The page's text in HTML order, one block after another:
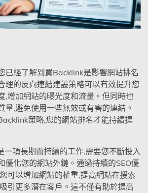
已經了解到買Backlink是影響網站排名
理的反向連結建設策略可以有效提升您
,增加網站的曝光度和流量。但同時也
量,避免使用一些無效或有害的連結。
策略,您的網站排名才能持續提
一項長期而持續的工作,需要您不斷投入
優化您的網站外鏈。通過持續的SEO優
可以增加網站的權重,提高網站在搜索
引更多潛在客戶。這不僅有助於提高